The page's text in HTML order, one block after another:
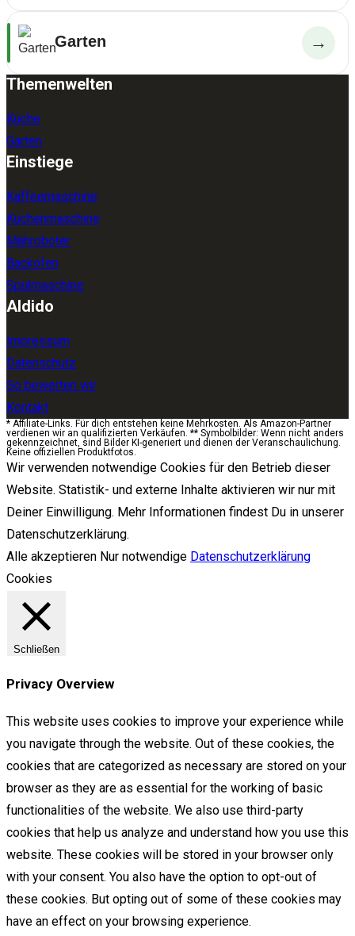
Garten →
Themenwelten
Küche
Garten
Einstiege
Kaffeemaschine
Küchenmaschine
Mähroboter
Backofen
Spülmaschine
Aldido
Impressum
Datenschutz
So bewerten wir
Kontakt
* Affiliate-Links. Für dich entstehen keine Mehrkosten. Als Amazon-Partner
verdienen wir an qualifizierten Verkäufen. ** Symbolbilder: Wenn nicht anders
gekennzeichnet, sind Bilder KI-generiert und dienen der Veranschaulichung.
Keine offiziellen Produktfotos.
Wir verwenden notwendige Cookies für den Betrieb dieser
Website. Statistik- und externe Inhalte aktivieren wir nur mit
Deiner Einwilligung. Mehr Informationen findest Du in unserer
Datenschutzerklärung.
Alle akzeptieren Nur notwendige Datenschutzerklärung
Cookies
Schließen
Privacy Overview
This website uses cookies to improve your experience while
you navigate through the website. Out of these cookies, the
cookies that are categorized as necessary are stored on your
browser as they are as essential for the working of basic
functionalities of the website. We also use third-party
cookies that help us analyze and understand how you use this
website. These cookies will be stored in your browser only
with your consent. You also have the option to opt-out of
these cookies. But opting out of some of these cookies may
have an effect on your browsing experience.